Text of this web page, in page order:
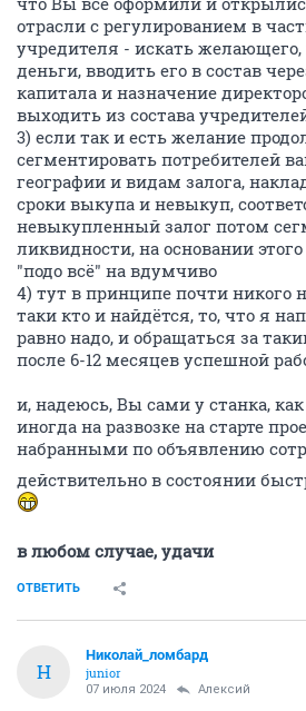
отрасли с регулированием в
учредителя - искать желающего,
деньги, вводить его в состав
капитала и назначение
выходить из состава
3) если так и есть желание
сегментировать потребителей
географии и видам залога,
сроки выкупа и невыкуп,
невыкупленный залог потом
ликвидности, на основании
"подо всё" на вдумчиво
4) тут в принципе почти никого
таки кто и найдётся, то, что я
равно надо, и обращаться за
после 6-12 месяцев успешной
и, надеюсь, Вы сами у станка,
иногда на развозке на старте
набранными по объявлению
действительно в состоянии
в любом случае, удачи
ОТВЕТИТЬ
Н
Николай_ломбард
junior
07 июля 2024 Алексий